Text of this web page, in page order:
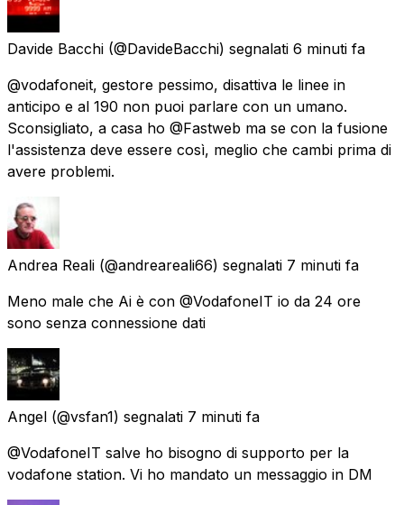
Davide Bacchi (@DavideBacchi) segnalati 6 minuti fa
@vodafoneit, gestore pessimo, disattiva le linee in
anticipo e al 190 non puoi parlare con un umano.
Sconsigliato, a casa ho @Fastweb ma se con la fusione
l'assistenza deve essere così, meglio che cambi prima di
avere problemi.
Andrea Reali (@andreareali66) segnalati 7 minuti fa
Meno male che Ai è con @VodafoneIT io da 24 ore
sono senza connessione dati
Angel (@vsfan1) segnalati 7 minuti fa
@VodafoneIT salve ho bisogno di supporto per la
vodafone station. Vi ho mandato un messaggio in DM